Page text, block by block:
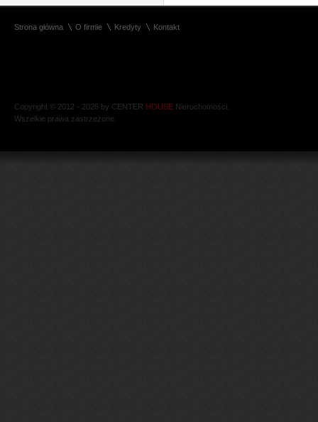
Strona główna O firmie Kredyty Kontakt
Copyright © 2012 - 2026 by CENTER HOUSE Nieruchomości.
Wszelkie prawa zastrzeżone.